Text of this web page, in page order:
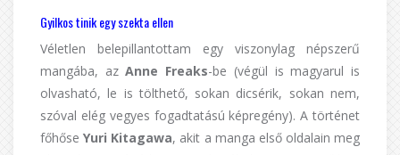
Gyilkos tinik egy szekta ellen
Véletlen belepillantottam egy viszonylag népszerű
mangába, azAnne Freaks-be (végül is magyarul is
olvasható, le is tölthető, sokan dicsérik, sokan nem,
szóval elég vegyes fogadtatású képregény). A történet
főhőseYuri Kitagawa, akit a manga első oldalain meg